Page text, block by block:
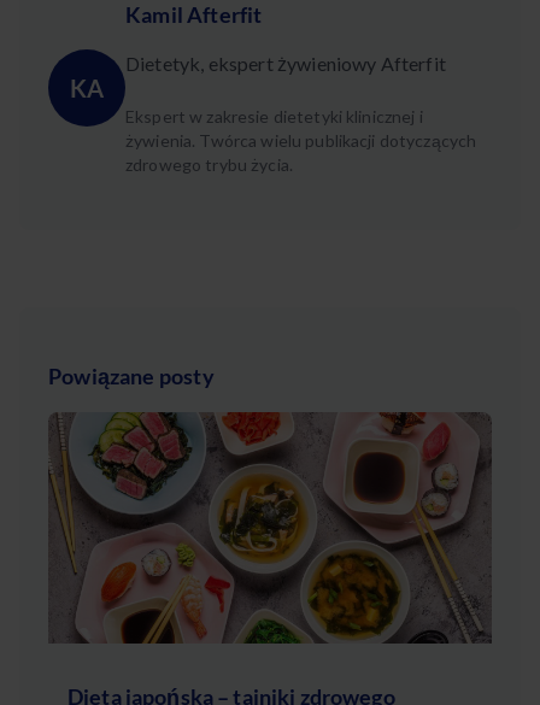
KA
Kamil Afterfit
Dietetyk, ekspert żywieniowy Afterfit
Ekspert w zakresie dietetyki klinicznej i
żywienia. Twórca wielu publikacji dotyczących
zdrowego trybu życia.
Powiązane posty
Dieta japońska – tajniki zdrowego